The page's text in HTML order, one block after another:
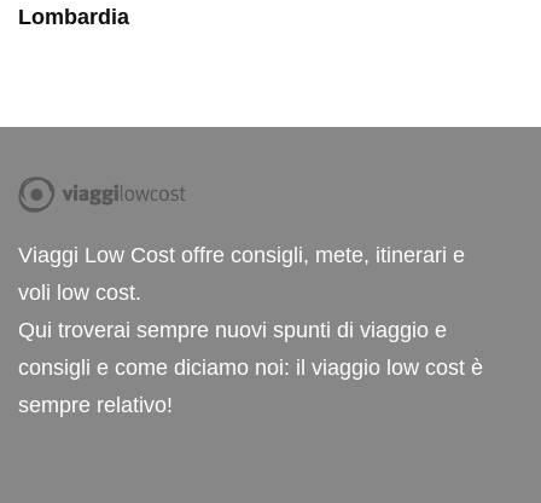
Lombardia
Viaggi Low Cost offre consigli, mete, itinerari e
voli low cost.
Qui troverai sempre nuovi spunti di viaggio e
consigli e come diciamo noi: il viaggio low cost è
sempre relativo!